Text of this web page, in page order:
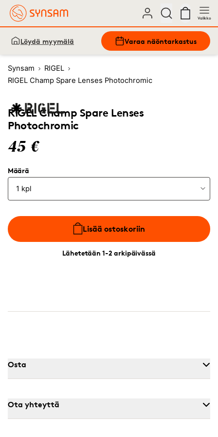
Valikko
Löydä myymälä Varaa näöntarkastus
Synsam
RIGEL
RIGEL Champ Spare Lenses Photochromic
RIGEL Champ Spare Lenses
Photochromic
45 €
Määrä
Lisää ostoskoriin
Lähetetään 1-2 arkipäivässä
Osta
Ota yhteyttä